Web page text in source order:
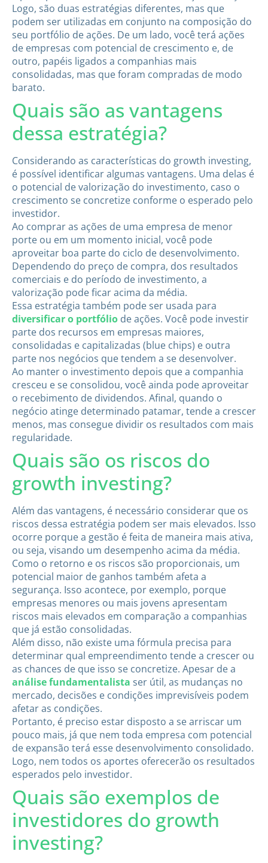
Logo, são duas estratégias diferentes, mas que
podem ser utilizadas em conjunto na composição do
seu portfólio de ações. De um lado, você terá ações
de empresas com potencial de crescimento e, de
outro, papéis ligados a companhias mais
consolidadas, mas que foram compradas de modo
barato.
Quais são as vantagens
dessa estratégia?
Considerando as características do growth investing,
é possível identificar algumas vantagens. Uma delas é
o potencial de valorização do investimento, caso o
crescimento se concretize conforme o esperado pelo
investidor.
Ao comprar as ações de uma empresa de menor
porte ou em um momento inicial, você pode
aproveitar boa parte do ciclo de desenvolvimento.
Dependendo do preço de compra, dos resultados
comerciais e do período de investimento, a
valorização pode ficar acima da média.
Essa estratégia também pode ser usada para
diversificar o portfólio de ações. Você pode investir
parte dos recursos em empresas maiores,
consolidadas e capitalizadas (blue chips) e outra
parte nos negócios que tendem a se desenvolver.
Ao manter o investimento depois que a companhia
cresceu e se consolidou, você ainda pode aproveitar
o recebimento de dividendos. Afinal, quando o
negócio atinge determinado patamar, tende a crescer
menos, mas consegue dividir os resultados com mais
regularidade.
Quais são os riscos do
growth investing?
Além das vantagens, é necessário considerar que os
riscos dessa estratégia podem ser mais elevados. Isso
ocorre porque a gestão é feita de maneira mais ativa,
ou seja, visando um desempenho acima da média.
Como o retorno e os riscos são proporcionais, um
potencial maior de ganhos também afeta a
segurança. Isso acontece, por exemplo, porque
empresas menores ou mais jovens apresentam
riscos mais elevados em comparação a companhias
que já estão consolidadas.
Além disso, não existe uma fórmula precisa para
determinar qual empreendimento tende a crescer ou
as chances de que isso se concretize. Apesar de a
análise fundamentalista ser útil, as mudanças no
mercado, decisões e condições imprevisíveis podem
afetar as condições.
Portanto, é preciso estar disposto a se arriscar um
pouco mais, já que nem toda empresa com potencial
de expansão terá esse desenvolvimento consolidado.
Logo, nem todos os aportes oferecerão os resultados
esperados pelo investidor.
Quais são exemplos de
investidores do growth
investing?